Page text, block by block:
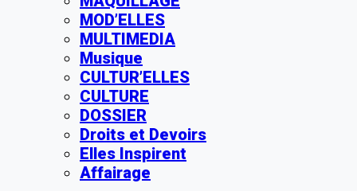
MOD’ELLES
MULTIMEDIA
Musique
CULTUR’ELLES
CULTURE
DOSSIER
Droits et Devoirs
Elles Inspirent
Affairage